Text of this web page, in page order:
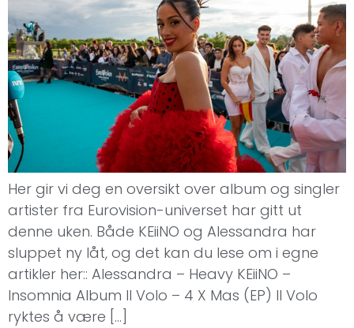
Her gir vi deg en oversikt over album og singler
artister fra Eurovision-universet har gitt ut
denne uken. Både KEiiNO og Alessandra har
sluppet ny låt, og det kan du lese om i egne
artikler her:: Alessandra – Heavy KEiiNO –
Insomnia Album Il Volo – 4 X Mas (EP) Il Volo
ryktes å være […]